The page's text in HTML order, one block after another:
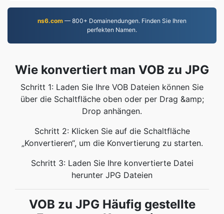
ns6.com — 800+ Domainendungen. Finden Sie Ihren
perfekten Namen.
Wie konvertiert man VOB zu JPG
Schritt 1: Laden Sie Ihre VOB Dateien können Sie
über die Schaltfläche oben oder per Drag &amp;
Drop anhängen.
Schritt 2: Klicken Sie auf die Schaltfläche
„Konvertieren“, um die Konvertierung zu starten.
Schritt 3: Laden Sie Ihre konvertierte Datei
herunter JPG Dateien
VOB zu JPG Häufig gestellte